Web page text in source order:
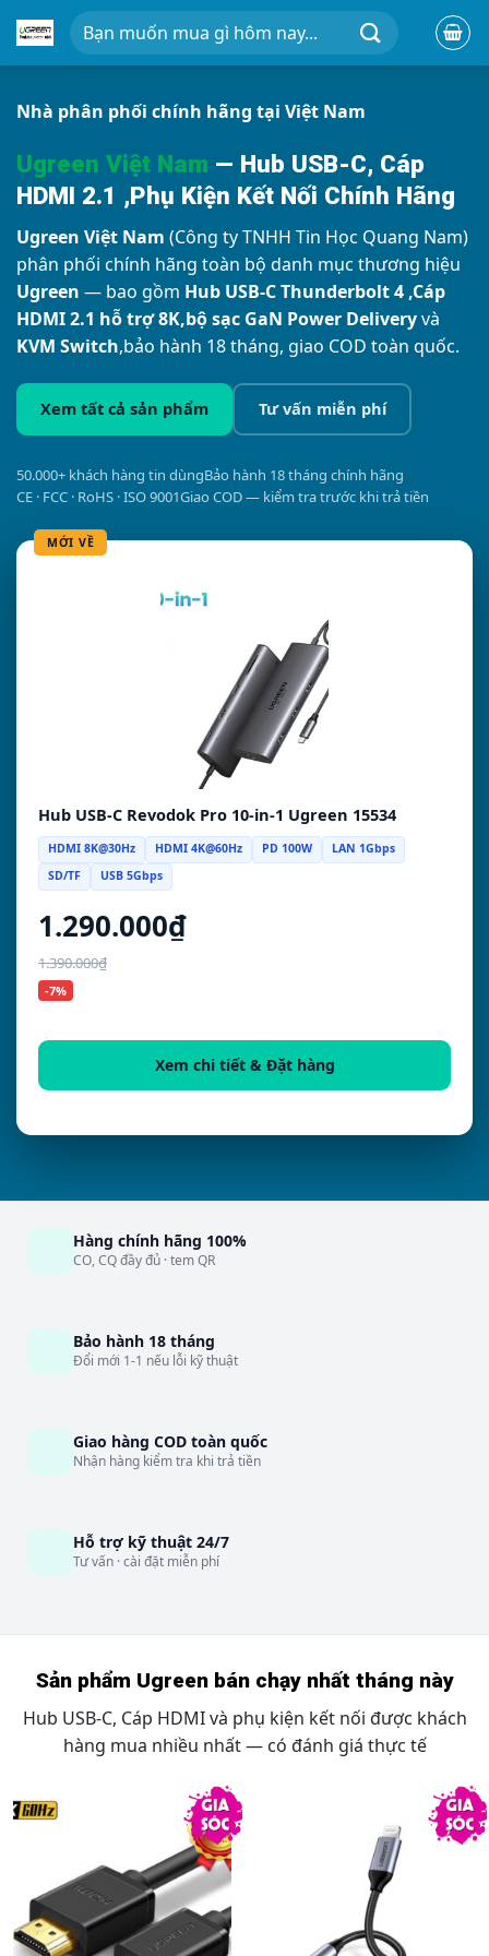
đến
nội
Tìm
kiếm:
Nhà phân phối chính hãng tại Việt Nam
Ugreen Việt Nam — Hub USB-C, Cáp
HDMI 2.1 ,Phụ Kiện Kết Nối Chính Hãng
Ugreen Việt Nam (Công ty TNHH Tin Học Quang Nam)
phân phối chính hãng toàn bộ danh mục thương hiệu
Ugreen — bao gồm Hub USB-C Thunderbolt 4 ,Cáp
HDMI 2.1 hỗ trợ 8K,bộ sạc GaN Power Deliveryvà
KVM Switch,bảo hành 18 tháng, giao COD toàn quốc.
Xem tất cả sản phẩm Tư vấn miễn phí
50.000+ khách hàng tin dùngBảo hành 18 tháng chính hãng
CE · FCC · RoHS · ISO 9001Giao COD — kiểm tra trước khi trả tiền
MỚI VỀ
Hub USB-C Revodok Pro 10-in-1 Ugreen 15534
HDMI 8K@30Hz HDMI 4K@60Hz PD 100W
LAN 1Gbps
SD/TF
USB 5Gbps
1.290.000₫
1.390.000₫
-7%
Xem chi tiết & Đặt hàng
Hàng chính hãng 100%
CO, CQ đầy đủ · tem QR
Bảo hành 18 tháng
Đổi mới 1-1 nếu lỗi kỹ thuật
Giao hàng COD toàn quốc
Nhận hàng kiểm tra khi trả tiền
Hỗ trợ kỹ thuật 24/7
Tư vấn · cài đặt miễn phí
Sản phẩm Ugreen bán chạy nhất tháng này
Hub USB-C, Cáp HDMI và phụ kiện kết nối được khách
hàng mua nhiều nhất — có đánh giá thực tế